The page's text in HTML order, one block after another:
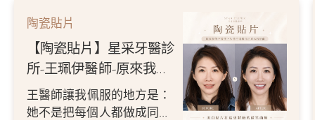
陶瓷貼片
【陶瓷貼片】星采牙醫診
所-王珮伊醫師-原來我的
不愛笑，只是不喜歡自己
原本的牙齒
王醫師讓我佩服的地方是：
她不是把每個人都做成同一